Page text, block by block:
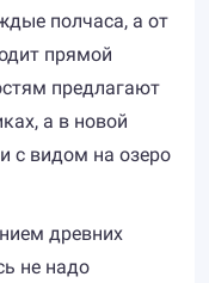
полчаса, а от
прямой
предлагают
а в новой
с видом на озеро
древних
не надо